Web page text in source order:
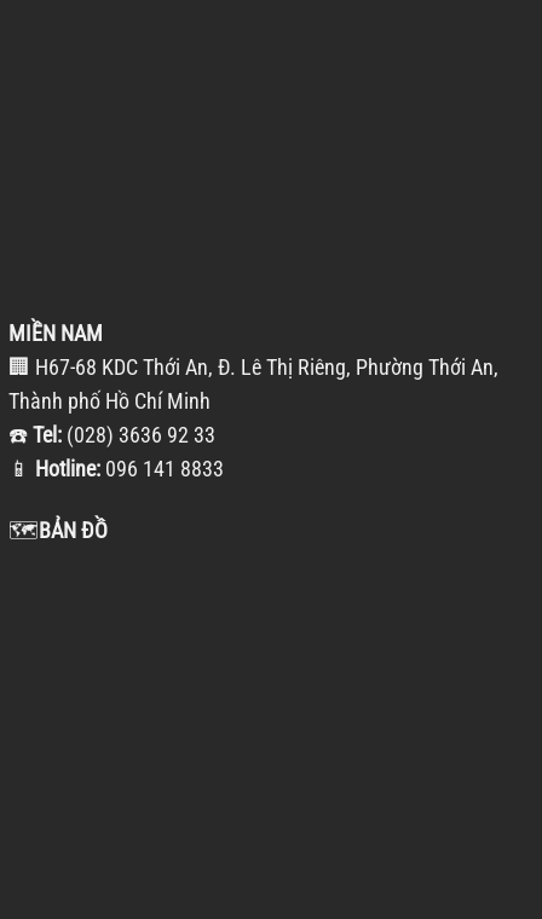
MIỀN NAM
🏢 H67-68 KDC Thới An, Đ. Lê Thị Riêng, Phường Thới An,
Thành phố Hồ Chí Minh
☎️Tel: (028) 3636 92 33
📱 Hotline: 096 141 8833
🗺️BẢN ĐỒ